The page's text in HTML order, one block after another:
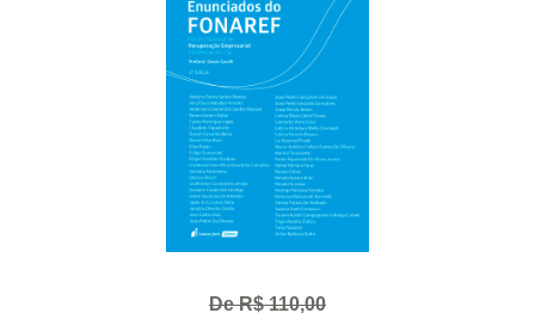
De R$ 110,00